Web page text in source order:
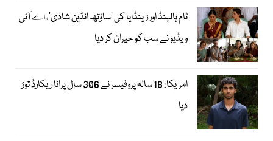
ٹام ہالینڈ اور زینڈایا کی ’ساؤتھ انڈین شادی‘، اے آئی
ویڈیو نے سب کو حیران کر دیا
امریکا: 18 سالہ پروفیسر نے 306 سال پرانا ریکارڈ توڑ
دیا